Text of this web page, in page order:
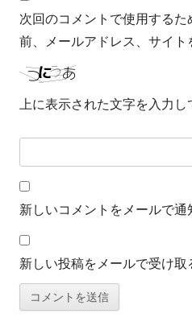
次回のコメントで使用する
前、メールアドレス、サイト
上に表示された文字を入力し
新しいコメントをメールで通
新しい投稿をメールで受け取